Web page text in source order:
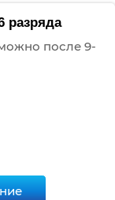
разряда
после 9-